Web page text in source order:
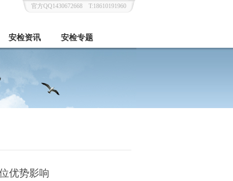
安检资讯 安检专题
官方QQ1430672668 T:18610191960
优势影响